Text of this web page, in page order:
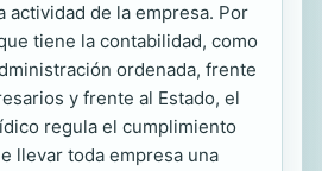
actividad de la empresa. Por
tiene la contabilidad, como
ordenada, frente
y frente al Estado, el
regula el cumplimiento
llevar toda empresa una